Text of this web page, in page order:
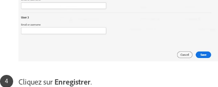
Cliquez sur Enregistrer.